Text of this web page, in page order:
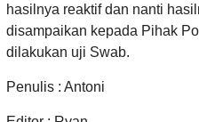
hasilnya reaktif dan nanti
disampaikan kepada Pihak
dilakukan uji Swab.
Penulis : Antoni